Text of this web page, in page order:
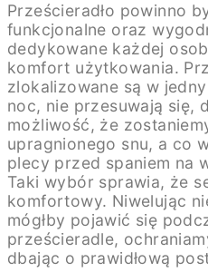
Prześcieradło powinno
funkcjonalne oraz
dedykowane każdej
komfort użytkowania.
zlokalizowane są w
noc, nie przesuwają się,
możliwość, że
upragnionego snu, a co
plecy przed spaniem na
Taki wybór sprawia, że
komfortowy. Niwelując
mógłby pojawić się
prześcieradle,
dbając o prawidłową